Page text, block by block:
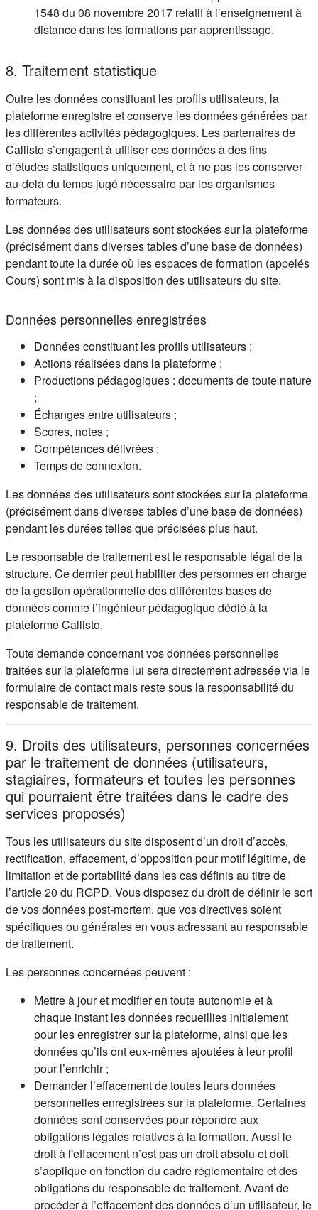
1548 du 08 novembre 2017 relatif à l’enseignement à
distance dans les formations par apprentissage.
8. Traitement statistique
Outre les données constituant les profils utilisateurs, la
plateforme enregistre et conserve les données générées par
les différentes activités pédagogiques. Les partenaires de
Callisto s’engagent à utiliser ces données à des fins
d’études statistiques uniquement, et à ne pas les conserver
au-delà du temps jugé nécessaire par les organismes
formateurs.
Les données des utilisateurs sont stockées sur la plateforme
(précisément dans diverses tables d’une base de données)
pendant toute la durée où les espaces de formation (appelés
Cours) sont mis à la disposition des utilisateurs du site.
Données personnelles enregistrées
Données constituant les profils utilisateurs ;
Actions réalisées dans la plateforme ;
Productions pédagogiques : documents de toute nature
;
Échanges entre utilisateurs ;
Scores, notes ;
Compétences délivrées ;
Temps de connexion.
Les données des utilisateurs sont stockées sur la plateforme
(précisément dans diverses tables d’une base de données)
pendant les durées telles que précisées plus haut.
Le responsable de traitement est le responsable légal de la
structure. Ce dernier peut habiliter des personnes en charge
de la gestion opérationnelle des différentes bases de
données comme l’ingénieur pédagogique dédié à la
plateforme Callisto.
Toute demande concernant vos données personnelles
traitées sur la plateforme lui sera directement adressée via le
formulaire de contact mais reste sous la responsabilité du
responsable de traitement.
9. Droits des utilisateurs, personnes concernées
par le traitement de données (utilisateurs,
stagiaires, formateurs et toutes les personnes
qui pourraient être traitées dans le cadre des
services proposés)
Tous les utilisateurs du site disposent d’un droit d’accès,
rectification, effacement, d’opposition pour motif légitime, de
limitation et de portabilité dans les cas définis au titre de
l’article 20 du RGPD. Vous disposez du droit de définir le sort
de vos données post-mortem, que vos directives soient
spécifiques ou générales en vous adressant au responsable
de traitement.
Les personnes concernées peuvent :
Mettre à jour et modifier en toute autonomie et à
chaque instant les données recueillies initialement
pour les enregistrer sur la plateforme, ainsi que les
données qu’ils ont eux-mêmes ajoutées à leur profil
pour l’enrichir ;
Demander l’effacement de toutes leurs données
personnelles enregistrées sur la plateforme. Certaines
données sont conservées pour répondre aux
obligations légales relatives à la formation. Aussi le
droit à l'effacement n’est pas un droit absolu et doit
s’applique en fonction du cadre réglementaire et des
obligations du responsable de traitement. Avant de
procéder à l’effacement des données d’un utilisateur, le